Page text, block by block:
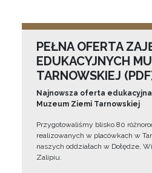
PEŁNA OFERTA
EDUKACYJNYCH
TARNOWSKIEJ
Najnowsza oferta
Muzeum Ziemi Tarnowskiej
Przygotowaliśmy blisko 80
realizowanych w placówkach w
naszych oddziałach w Dołędze,
Zalipiu.